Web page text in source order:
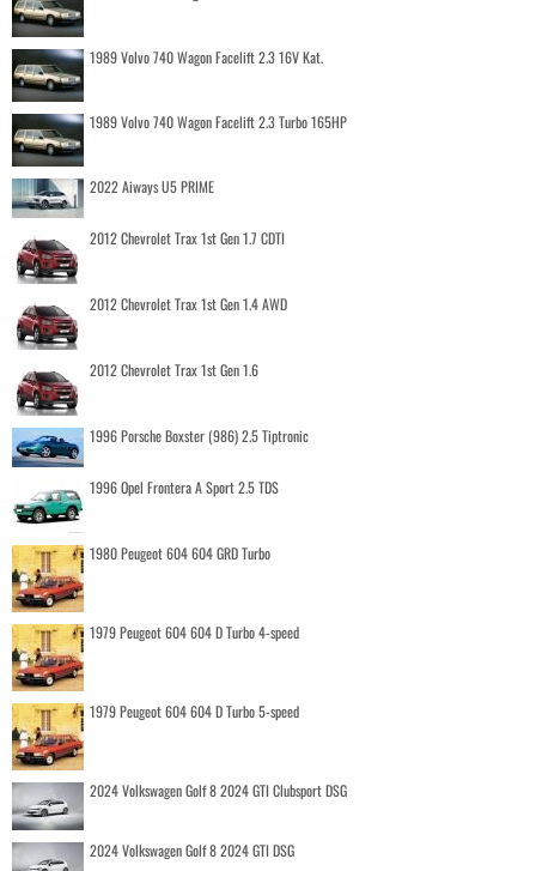
1989 Volvo 740 Wagon Facelift 2.3 16V Kat.
1989 Volvo 740 Wagon Facelift 2.3 Turbo 165HP
2022 Aiways U5 PRIME
2012 Chevrolet Trax 1st Gen 1.7 CDTI
2012 Chevrolet Trax 1st Gen 1.4 AWD
2012 Chevrolet Trax 1st Gen 1.6
1996 Porsche Boxster (986) 2.5 Tiptronic
1996 Opel Frontera A Sport 2.5 TDS
1980 Peugeot 604 604 GRD Turbo
1979 Peugeot 604 604 D Turbo 4-speed
1979 Peugeot 604 604 D Turbo 5-speed
2024 Volkswagen Golf 8 2024 GTI Clubsport DSG
2024 Volkswagen Golf 8 2024 GTI DSG